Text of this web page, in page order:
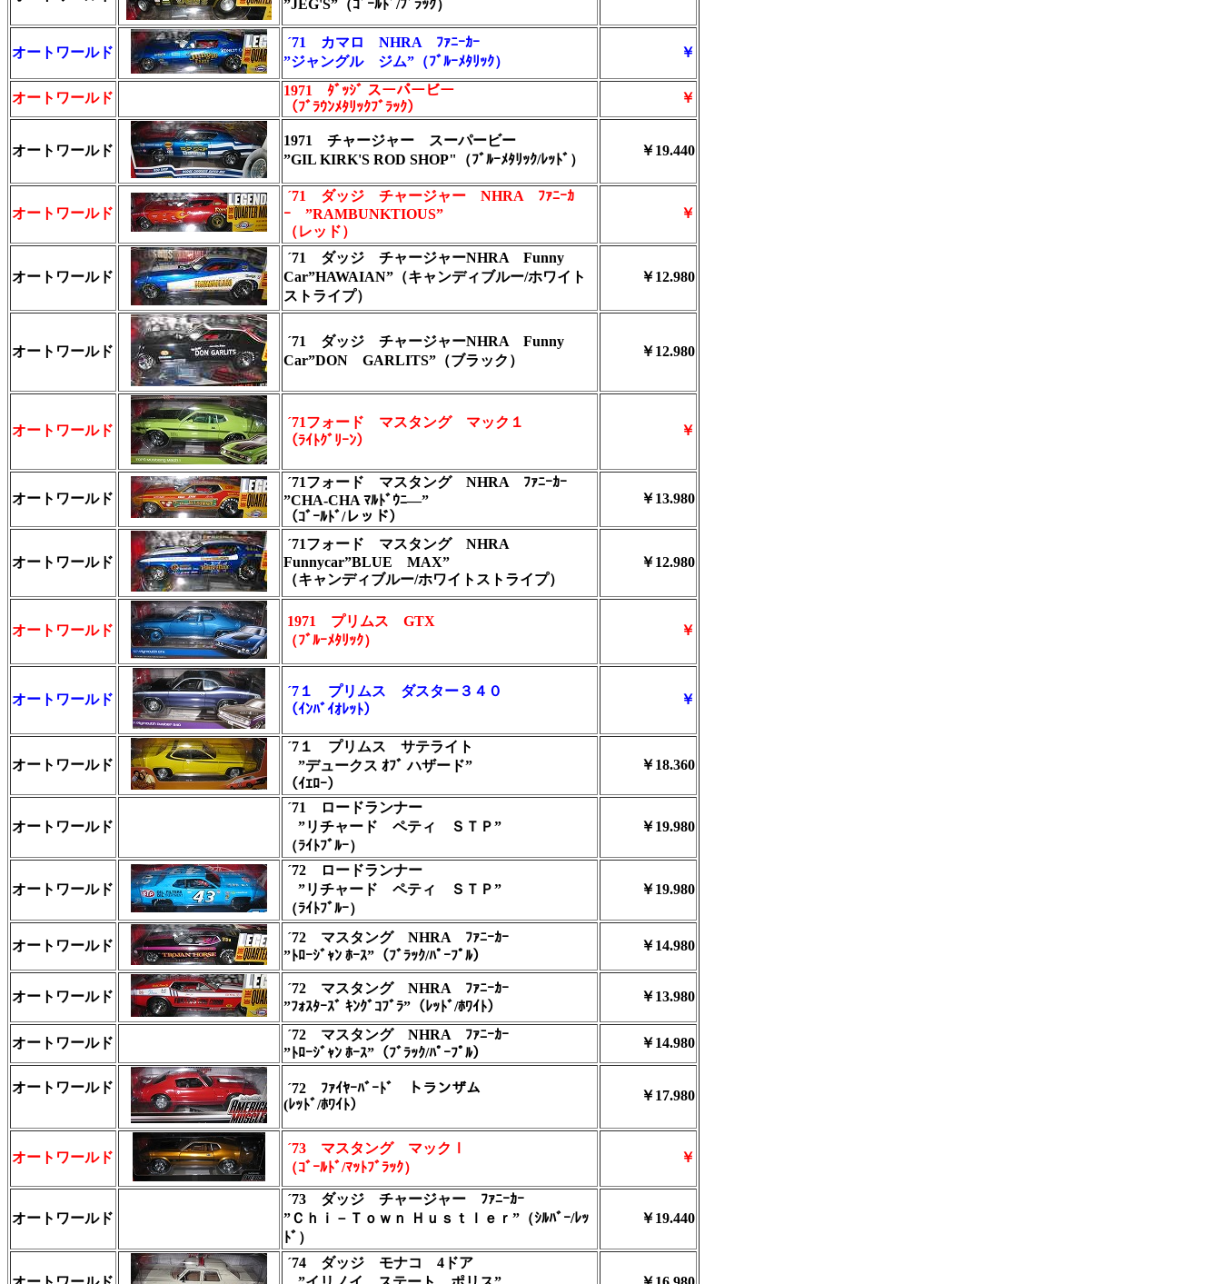
”JEG'S”（ｺﾞｰﾙﾄﾞ/ﾌﾞﾗｯｸ）
オートワールド
´71 カマロ NHRA ﾌｧﾆｰｶｰ
”ジャングル ジム”（ﾌﾞﾙｰﾒﾀﾘｯｸ）
￥
オートワールド
1971 ﾀﾞｯｼﾞ スーパービー
（ﾌﾞﾗｳﾝﾒﾀﾘｯｸﾌﾞﾗｯｸ）
￥
オートワールド
1971 チャージャー スーパービー
”GIL KIRK'S ROD SHOP"（ﾌﾞﾙｰﾒﾀﾘｯｸ/ﾚｯﾄﾞ）
￥19.440
オートワールド
´71 ダッジ チャージャー NHRA ﾌｧﾆｰｶ
ｰ ”RAMBUNKTIOUS”
（レッド）
￥
オートワールド
´71 ダッジ チャージャーNHRA Funny
Car”HAWAIAN”（キャンディブルー/ホワイト
ストライプ）
￥12.980
オートワールド
´71 ダッジ チャージャーNHRA Funny
Car”DON GARLITS”（ブラック）
￥12.980
オートワールド
´71フォード マスタング マック１
（ﾗｲﾄｸﾞﾘｰﾝ）
￥
オートワールド
´71フォード マスタング NHRA ﾌｧﾆｰｶｰ
”CHA-CHA ﾏﾙﾄﾞｳﾆ―”
（ｺﾞｰﾙﾄﾞ/レッド）
￥13.980
オートワールド
´71フォード マスタング NHRA
Funnycar”BLUE MAX”
（キャンディブルー/ホワイトストライプ）
￥12.980
オートワールド
1971 プリムス GTX
（ﾌﾞﾙｰﾒﾀﾘｯｸ）
￥
オートワールド
´7１ プリムス ダスター３４０
（ｲﾝﾊﾞｲｵﾚｯﾄ）
￥
オートワールド
´7１ プリムス サテライト
”デュークス ｵﾌﾞ ハザード”
（ｲｴﾛｰ）
￥18.360
オートワールド
´71 ロードランナー
”リチャード ペティ ＳＴＰ”
（ﾗｲﾄﾌﾞﾙｰ）
￥19.980
オートワールド
´72 ロードランナー
”リチャード ペティ ＳＴＰ”
（ﾗｲﾄﾌﾞﾙｰ）
￥19.980
オートワールド
´72 マスタング NHRA ﾌｧﾆｰｶｰ
”ﾄﾛｰｼﾞｬﾝ ﾎｰｽ”（ﾌﾞﾗｯｸ/ﾊﾟｰﾌﾟﾙ）
￥14.980
オートワールド
´72 マスタング NHRA ﾌｧﾆｰｶｰ
”ﾌｫｽﾀｰｽﾞ ｷﾝｸﾞｺﾌﾞﾗ”（ﾚｯﾄﾞ/ﾎﾜｲﾄ）
￥13.980
オートワールド
´72 マスタング NHRA ﾌｧﾆｰｶｰ
”ﾄﾛｰｼﾞｬﾝ ﾎｰｽ”（ﾌﾞﾗｯｸ/ﾊﾟｰﾌﾟﾙ）
￥14.980
オートワールド
´72 ﾌｧｲﾔｰﾊﾞｰﾄﾞ トランザム
(ﾚｯﾄﾞ/ﾎﾜｲﾄ）
￥17.980
オートワールド
´73 マスタング マックⅠ
（ｺﾞｰﾙﾄﾞ/ﾏｯﾄﾌﾞﾗｯｸ）
￥
オートワールド
´73 ダッジ チャージャー ﾌｧﾆｰｶｰ
”Ｃｈｉ－Ｔｏｗｎ Ｈｕｓｔｌｅｒ”（ｼﾙﾊﾞｰ/ﾚｯ
ﾄﾞ）
￥19.440
´74 ダッジ モナコ 4ドア